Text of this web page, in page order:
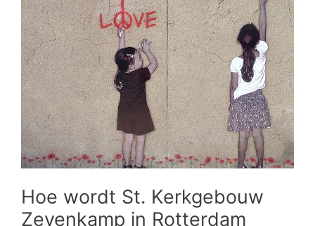
Hoe wordt St. Kerkgebouw
Zevenkamp in Rotterdam